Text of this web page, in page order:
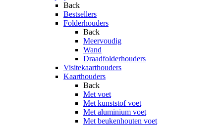
Back
Bestsellers
Folderhouders
Back
Meervoudig
Wand
Draadfolderhouders
Visitekaarthouders
Kaarthouders
Back
Met voet
Met kunststof voet
Met aluminium voet
Met beukenhouten voet